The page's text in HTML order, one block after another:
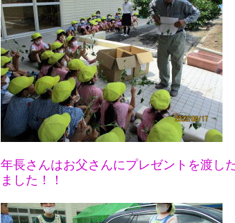
年長さんはお父さんにプレゼントを渡し
ました！！